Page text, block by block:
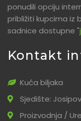
ponudili opciju
približiti kupcima iz
sadnice dostupne "
Kontakt
Kuća biljaka
Sjedište:
Proizvodnja /